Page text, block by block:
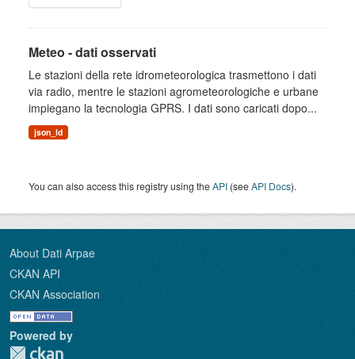
Meteo - dati osservati
Le stazioni della rete idrometeorologica trasmettono i dati
via radio, mentre le stazioni agrometeorologiche e urbane
impiegano la tecnologia GPRS. I dati sono caricati dopo...
json_ld
You can also access this registry using theAPI (seeAPI Docs).
About Dati Arpae
CKAN API
CKAN Association
Powered by